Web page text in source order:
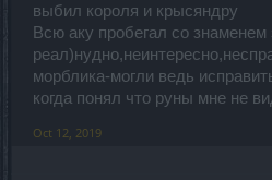
выбил короля и крысяндру
Всю аку пробегал со знаменем
морблика-могли ведь
когда понял что руны мне не
Oct 12, 2019